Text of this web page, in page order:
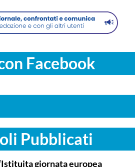
Facebook
Pubblicati
giornata europea